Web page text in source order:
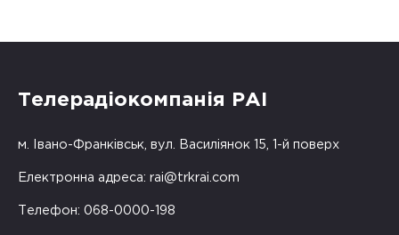
Телерадіокомпанія РАІ
м. Івано-Франківськ, вул. Василіянок 15, 1-й поверх
Електронна адреса: rai@trkrai.com
Телефон: 068-0000-198